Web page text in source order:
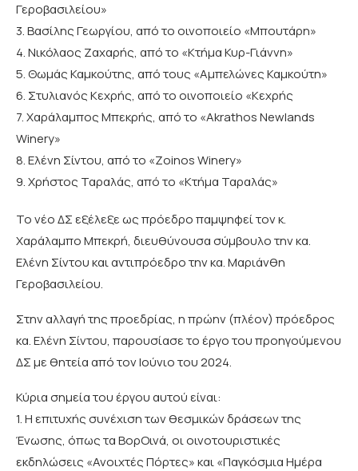
Γεροβασιλείου»
3. Βασίλης Γεωργίου, από το οινοποιείο «Μπουτάρη»
4. Νικόλαος Ζαχαρής, από το «Κτήμα Κυρ-Γιάννη»
5. Θωμάς Καμκούτης, από τους «Αμπελώνες Καμκούτη»
6. Στυλιανός Κεχρής, από το οινοποιείο «Κεχρής
7. Χαράλαμπος Μπεκρής, από το «Akrathos Newlands
Winery»
8. Ελένη Σίντου, από το «Zoinos Winery»
9. Χρήστος Ταραλάς, από το «Κτήμα Ταραλάς»
Το νέο ΔΣ εξέλεξε ως πρόεδρο παμψηφεί τον κ.
Χαράλαμπο Μπεκρή, διευθύνουσα σύμβουλο την κα.
Ελένη Σίντου και αντιπρόεδρο την κα. Μαριάνθη
Γεροβασιλείου.
Στην αλλαγή της προεδρίας, η πρώην (πλέον) πρόεδρος
κα. Ελένη Σίντου, παρουσίασε το έργο του προηγούμενου
ΔΣ με θητεία από τον Ιούνιο του 2024.
Κύρια σημεία του έργου αυτού είναι:
1. Η επιτυχής συνέχιση των θεσμικών δράσεων της
Ένωσης, όπως τα ΒορΟινά, οι οινοτουριστικές
εκδηλώσεις «Ανοιχτές Πόρτες» και «Παγκόσμια Ημέρα